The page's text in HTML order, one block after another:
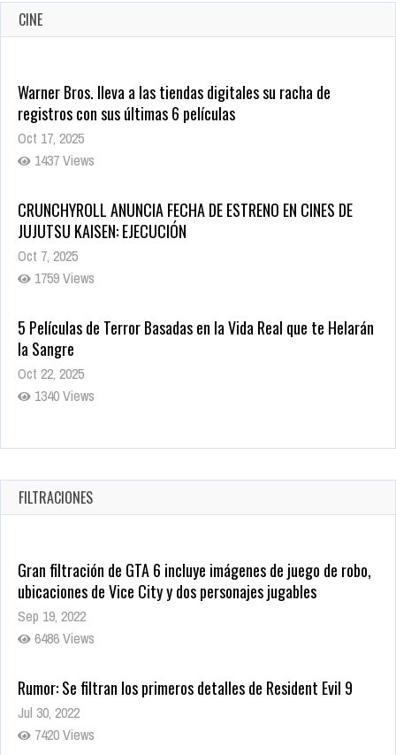
CINE
Warner Bros. lleva a las tiendas digitales su racha de
registros con sus últimas 6 películas
Oct 17, 2025
1437 Views
CRUNCHYROLL ANUNCIA FECHA DE ESTRENO EN CINES DE
JUJUTSU KAISEN: EJECUCIÓN
Oct 7, 2025
1759 Views
5 Películas de Terror Basadas en la Vida Real que te Helarán
la Sangre
Oct 22, 2025
1340 Views
Revive el terror: El conjuro 4: Últimos ritos ya está disponible
Oct 20, 2025
1382 Views
FILTRACIONES
Gran filtración de GTA 6 incluye imágenes de juego de robo,
ubicaciones de Vice City y dos personajes jugables
Sep 19, 2022
6486 Views
Rumor: Se filtran los primeros detalles de Resident Evil 9
Jul 30, 2022
7420 Views